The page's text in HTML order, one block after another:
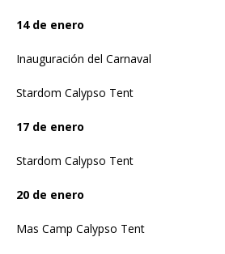
14 de enero
Inauguración del Carnaval
Stardom Calypso Tent
17 de enero
Stardom Calypso Tent
20 de enero
Mas Camp Calypso Tent